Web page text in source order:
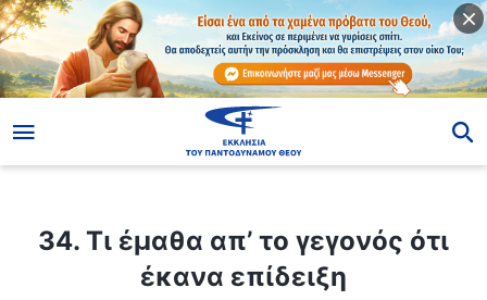
34. Τι έμαθα απ’ το γεγονός ότι έκανα επίδειξη
34. Τι έμαθα απ’ το γεγονός ότι
έκανα επίδειξη